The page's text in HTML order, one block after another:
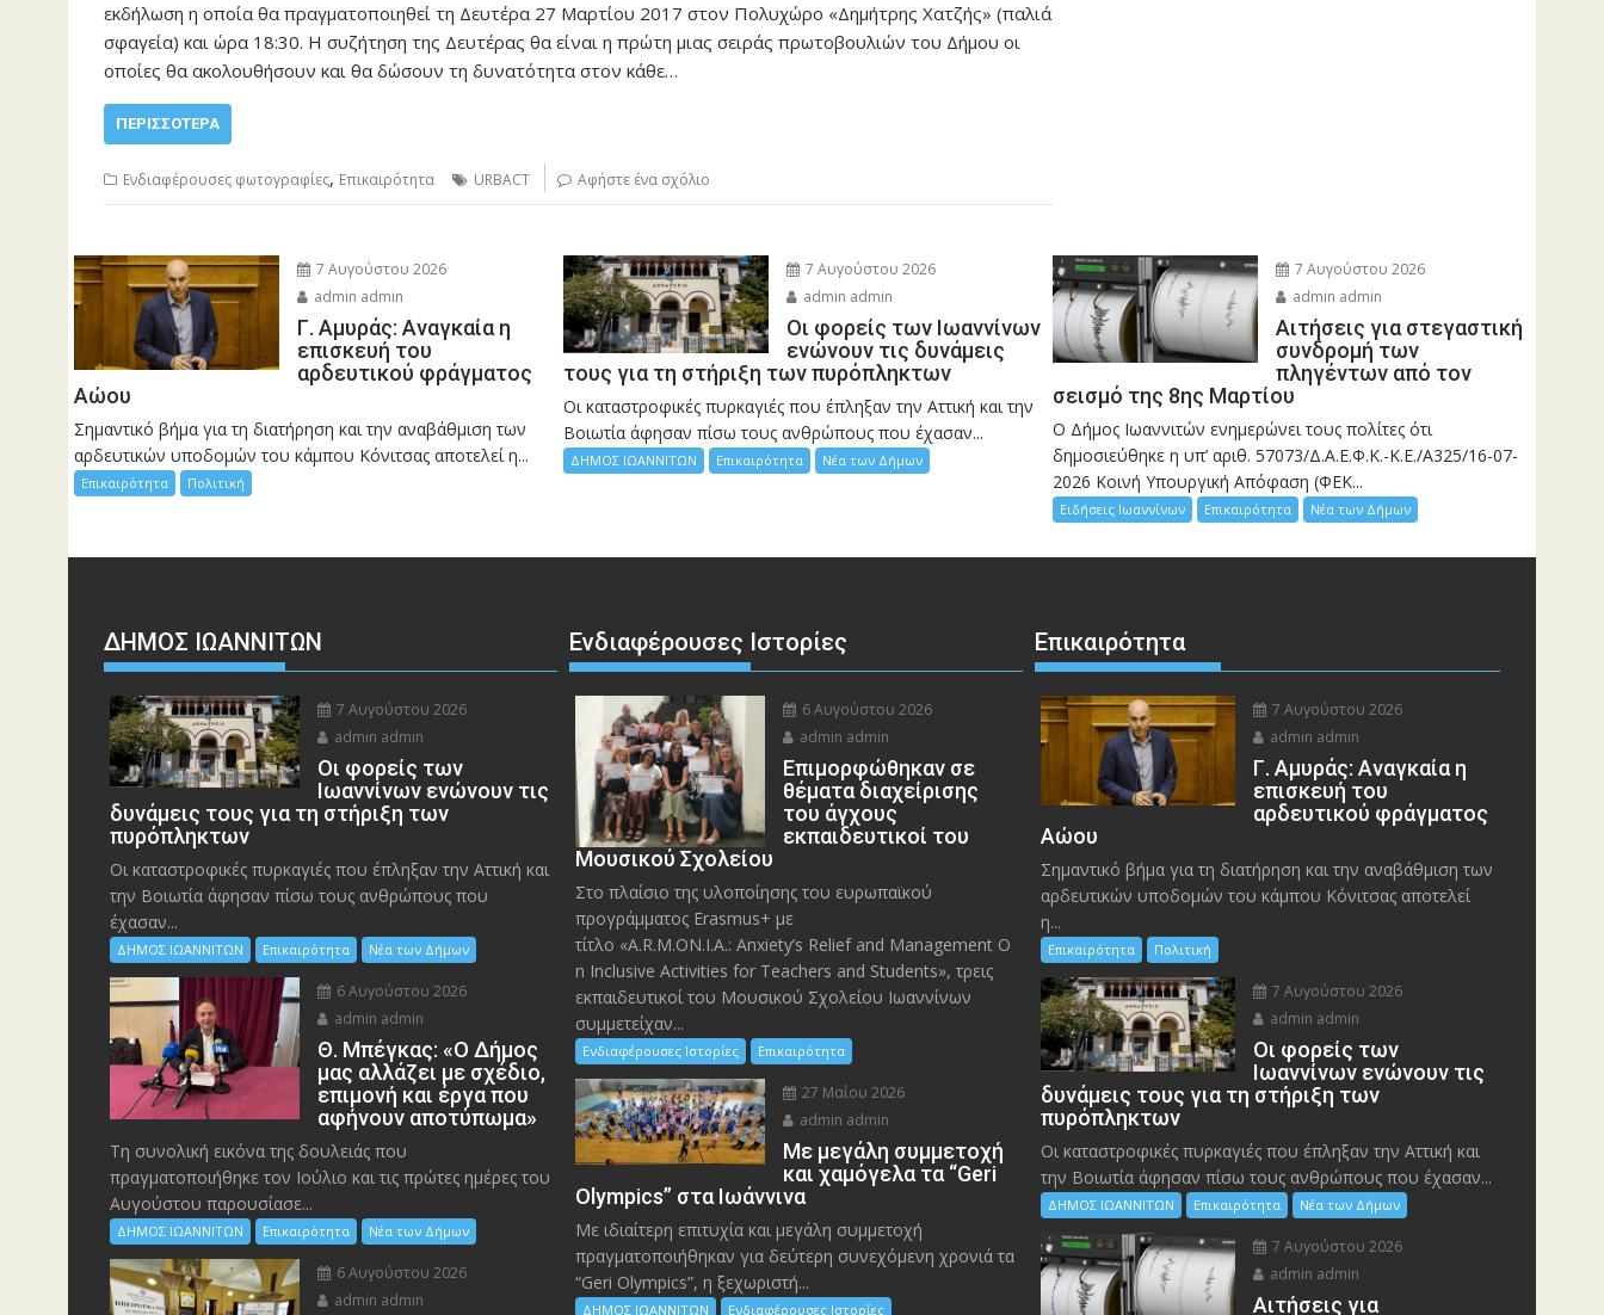
εκδήλωση η οποία θα πραγματοποιηθεί τη Δευτέρα 27 Μαρτίου 2017 στον Πολυχώρο «Δημήτρης Χατζής» (παλιά
σφαγεία) και ώρα 18:30. Η συζήτηση της Δευτέρας θα είναι η πρώτη μιας σειράς πρωτοβουλιών του Δήμου οι
οποίες θα ακολουθήσουν και θα δώσουν τη δυνατότητα στον κάθε…
ΠΕΡΙΣΣΌΤΕΡΑ
Ενδιαφέρουσες φωτογραφίες, Επικαιρότητα URBACT Αφήστε ένα σχόλιο
7 Αυγούστου 2026
admin admin
Γ. Αμυράς: Αναγκαία η
επισκευή του
αρδευτικού φράγματος
Αώου
Σημαντικό βήμα για τη διατήρηση και την αναβάθμιση των
αρδευτικών υποδομών του κάμπου Κόνιτσας αποτελεί η...
Επικαιρότητα Πολιτική
7 Αυγούστου 2026
admin admin
Οι φορείς των Ιωαννίνων
ενώνουν τις δυνάμεις
τους για τη στήριξη των πυρόπληκτων
Οι καταστροφικές πυρκαγιές που έπληξαν την Αττική και την
Bοιωτία άφησαν πίσω τους ανθρώπους που έχασαν...
ΔΗΜΟΣ ΙΩΑΝΝΙΤΩΝ Επικαιρότητα Νέα των Δήμων
7 Αυγούστου 2026
admin admin
Αιτήσεις για στεγαστική
συνδρομή των
πληγέντων από τον
σεισμό της 8ης Μαρτίου
Ο Δήμος Ιωαννιτών ενημερώνει τους πολίτες ότι
δημοσιεύθηκε η υπ’ αριθ. 57073/Δ.Α.Ε.Φ.Κ.-Κ.Ε./Α325/16-07-
2026 Κοινή Υπουργική Απόφαση (ΦΕΚ...
Ειδήσεις Ιωαννίνων Επικαιρότητα Νέα των Δήμων
ΔΗΜΟΣ ΙΩΑΝΝΙΤΩΝ
7 Αυγούστου 2026
admin admin
Οι φορείς των
Ιωαννίνων ενώνουν τις
δυνάμεις τους για τη στήριξη των
πυρόπληκτων
Οι καταστροφικές πυρκαγιές που έπληξαν την Αττική και
την Bοιωτία άφησαν πίσω τους ανθρώπους που
έχασαν...
ΔΗΜΟΣ ΙΩΑΝΝΙΤΩΝ Επικαιρότητα Νέα των Δήμων
6 Αυγούστου 2026
admin admin
Θ. Μπέγκας: «Ο Δήμος
μας αλλάζει με σχέδιο,
επιμονή και έργα που
αφήνουν αποτύπωμα»
Τη συνολική εικόνα της δουλειάς που
πραγματοποιήθηκε τον Ιούλιο και τις πρώτες ημέρες του
Αυγούστου παρουσίασε...
ΔΗΜΟΣ ΙΩΑΝΝΙΤΩΝ Επικαιρότητα Νέα των Δήμων
6 Αυγούστου 2026
admin admin
Ενδιαφέρουσες Ιστορίες
6 Αυγούστου 2026
admin admin
Eπιμορφώθηκαν σε
θέματα διαχείρισης
του άγχους
εκπαιδευτικοί του
Μουσικού Σχολείου
Στο πλαίσιο της υλοποίησης του ευρωπαϊκού
προγράμματος Erasmus+ με
τίτλο «A.R.M.ON.I.A.: Anxiety’s Relief and Management O
n Inclusive Activities for Teachers and Students», τρεις
εκπαιδευτικοί του Μουσικού Σχολείου Ιωαννίνων
συμμετείχαν...
Ενδιαφέρουσες Ιστορίες Επικαιρότητα
27 Μαΐου 2026
admin admin
Με μεγάλη συμμετοχή
και χαμόγελα τα “Geri
Olympics” στα Ιωάννινα
Με ιδιαίτερη επιτυχία και μεγάλη συμμετοχή
πραγματοποιήθηκαν για δεύτερη συνεχόμενη χρονιά τα
“Geri Olympics”, η ξεχωριστή...
ΔΗΜΟΣ ΙΩΑΝΝΙΤΩΝ Ενδιαφέρουσες Ιστορίες
Επικαιρότητα
7 Αυγούστου 2026
admin admin
Γ. Αμυράς: Αναγκαία η
επισκευή του
αρδευτικού φράγματος
Αώου
Σημαντικό βήμα για τη διατήρηση και την αναβάθμιση των
αρδευτικών υποδομών του κάμπου Κόνιτσας αποτελεί
η...
Επικαιρότητα Πολιτική
7 Αυγούστου 2026
admin admin
Οι φορείς των
Ιωαννίνων ενώνουν τις
δυνάμεις τους για τη στήριξη των
πυρόπληκτων
Οι καταστροφικές πυρκαγιές που έπληξαν την Αττική και
την Bοιωτία άφησαν πίσω τους ανθρώπους που έχασαν...
ΔΗΜΟΣ ΙΩΑΝΝΙΤΩΝ Επικαιρότητα Νέα των Δήμων
7 Αυγούστου 2026
admin admin
Αιτήσεις για